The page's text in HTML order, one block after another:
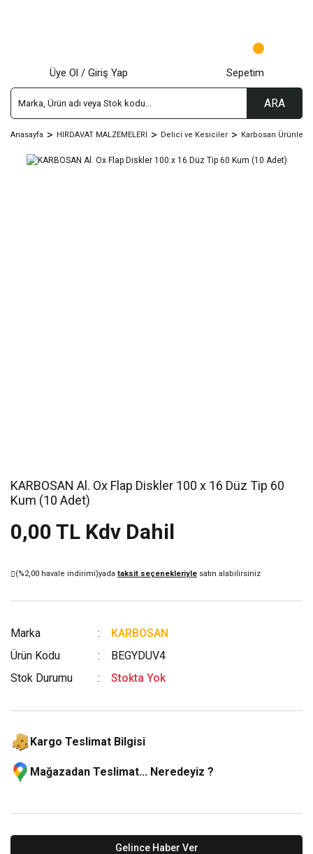
ARA
Üye Ol / Giriş Yap Sepetim
Anasayfa HIRDAVAT MALZEMELERİ Delici ve Kesiciler Karbosan Ürünleri
KARBOSAN Al. Ox Flap Diskler 100 x 16 Düz Tip 60
Kum (10 Adet)
0,00 TL Kdv Dahil
(%2,00 havale indirimi)yada taksit seçenekleriyle satın alabilirsiniz
Marka
KARBOSAN
Ürün Kodu
BEGYDUV4
Stok Durumu
Stokta Yok
Kargo Teslimat Bilgisi
Mağazadan Teslimat... Neredeyiz ?
Gelince Haber Ver